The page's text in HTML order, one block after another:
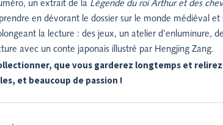
un extrait de la Légende du roi Arthur et des
en dévorant le dossier sur le monde médiéval
la lecture : des jeux, un atelier d'enluminure,
avec un conte japonais illustré par Hengjing Zang.
que vous garderez longtemps et
et beaucoup de passion !